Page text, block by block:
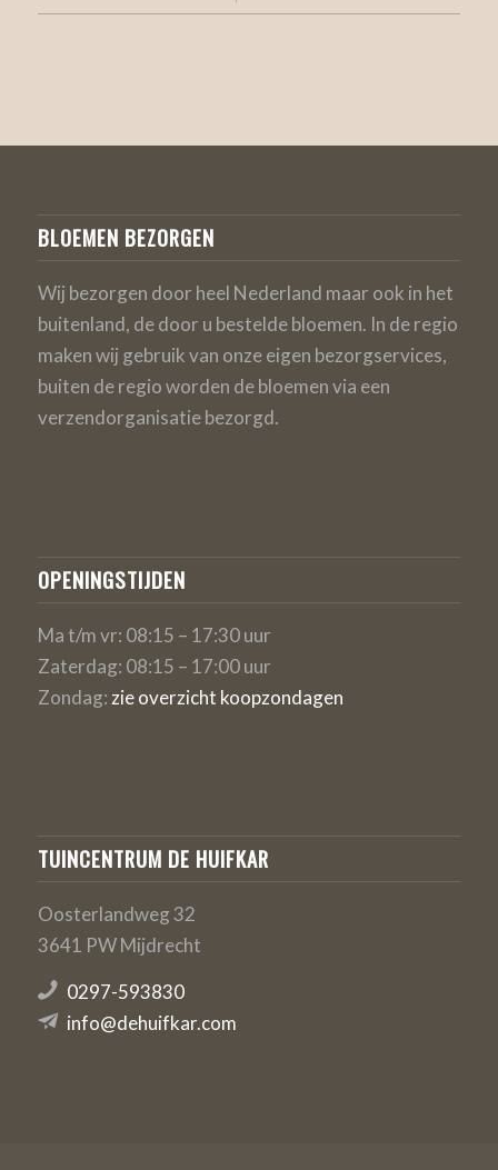
BLOEMEN BEZORGEN
Wij bezorgen door heel Nederland maar ook in het
buitenland, de door u bestelde bloemen. In de regio
maken wij gebruik van onze eigen bezorgservices,
buiten de regio worden de bloemen via een
verzendorganisatie bezorgd.
OPENINGSTIJDEN
Ma t/m vr: 08:15 – 17:30 uur
Zaterdag: 08:15 – 17:00 uur
Zondag: zie overzicht koopzondagen
TUINCENTRUM DE HUIFKAR
Oosterlandweg 32
3641 PW Mijdrecht
0297-593830
info@dehuifkar.com